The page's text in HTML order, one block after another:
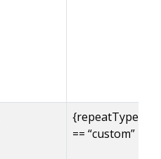
{repeatType}
== “custom”